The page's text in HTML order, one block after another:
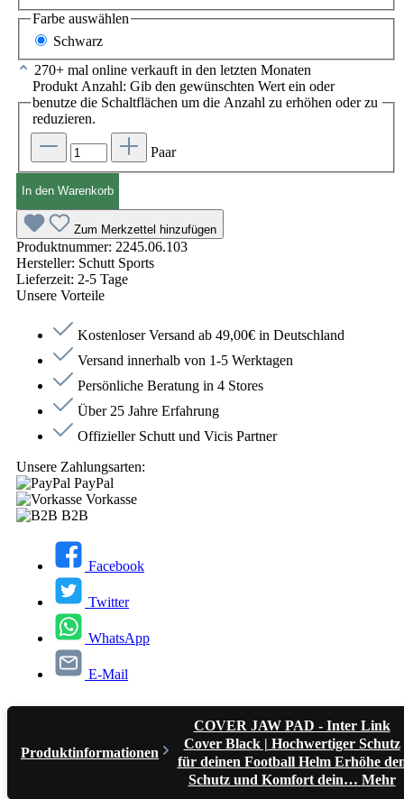
Farbe auswählen
Schwarz
270+ mal online verkauft in den letzten Monaten
Produkt Anzahl: Gib den gewünschten Wert ein oder
benutze die Schaltflächen um die Anzahl zu erhöhen oder zu
reduzieren.
Paar
In den Warenkorb
Zum Merkzettel hinzufügen
Produktnummer: 2245.06.103
Hersteller: Schutt Sports
Lieferzeit: 2-5 Tage
Unsere Vorteile
Kostenloser Versand ab 49,00€ in Deutschland
Versand innerhalb von 1-5 Werktagen
Persönliche Beratung in 4 Stores
Über 25 Jahre Erfahrung
Offizieller Schutt und Vicis Partner
Unsere Zahlungsarten:
PayPal
Vorkasse
B2B
Facebook
Twitter
WhatsApp
E-Mail
Produktinformationen
COVER JAW PAD - Inter Link
Cover Black | Hochwertiger Schutz
für deinen Football Helm Erhöhe
Schutz und Komfort dein… Mehr